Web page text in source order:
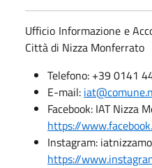
Ufficio Informazione e
Città di Nizza Monferrato
Telefono: +39 0141
E-mail:
Facebook: IAT Nizza
https://
Instagram:
https://